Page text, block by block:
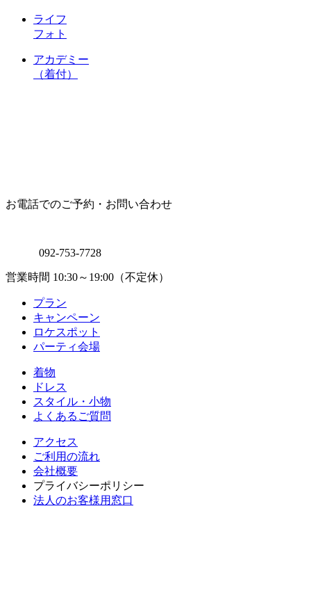
ライフ
フォト
アカデミー
（着付）
お電話でのご予約・お問い合わせ
092-753-7728
営業時間 10:30～19:00（不定休）
プラン
キャンペーン
ロケスポット
パーティ会場
着物
ドレス
スタイル・小物
よくあるご質問
アクセス
ご利用の流れ
会社概要
プライバシーポリシー
法人のお客様用窓口